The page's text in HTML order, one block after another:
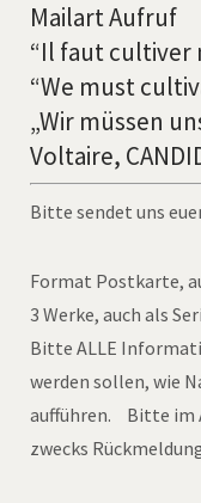
Mailart Aufruf
“Il faut cultiver
“We must
„Wir müssen
Voltaire,
Bitte sendet uns
Format Postkarte,
3 Werke, auch als
Bitte ALLE
werden sollen, wie
aufführen. Bitte im
zwecks